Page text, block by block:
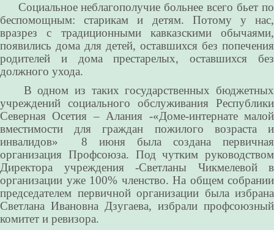
Социальное неблагополучие больнее всего бьет по
беспомощным: старикам и детям. Потому у нас,
вразрез с традиционными кавказскими обычаями,
появились дома для детей, оставшихся без попечения
родителей и дома престарелых, оставшихся без
должного ухода.
В одном из таких государственных бюджетных
учреждений социального обслуживания Республики
Северная Осетия – Алания -«Доме-интернате малой
вместимости для граждан пожилого возраста и
инвалидов» 8 июня была создана первичная
организация Профсоюза. Под чутким руководством
Директора учреждения -Светланы Чикмелевой в
организации уже 100% членство. На общем собрании
председателем первичной организации была избрана
Светлана Ивановна Дзугаева, избрали профсоюзный
комитет и ревизора.